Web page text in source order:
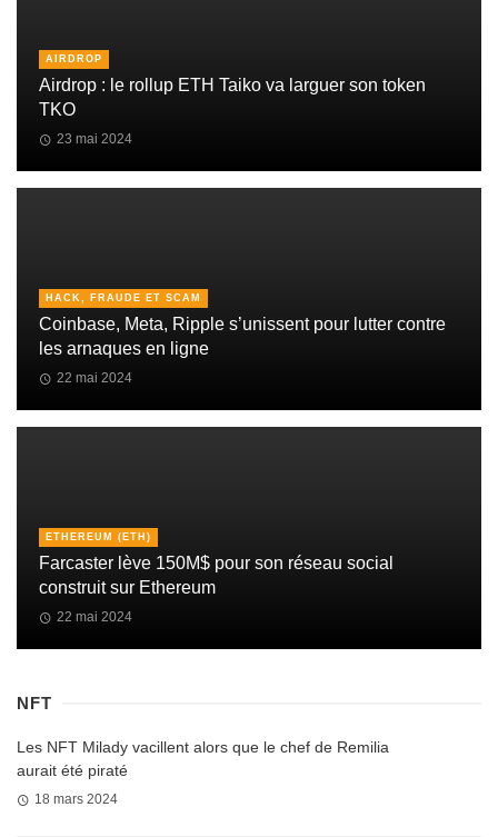
AIRDROP
Airdrop : le rollup ETH Taiko va larguer son token
TKO
23 mai 2024
HACK, FRAUDE ET SCAM
Coinbase, Meta, Ripple s’unissent pour lutter contre
les arnaques en ligne
22 mai 2024
ETHEREUM (ETH)
Farcaster lève 150M$ pour son réseau social
construit sur Ethereum
22 mai 2024
NFT
Les NFT Milady vacillent alors que le chef de Remilia
aurait été piraté
18 mars 2024